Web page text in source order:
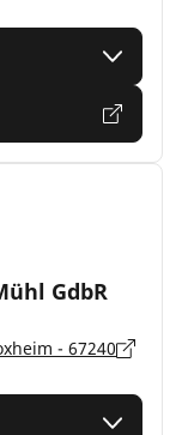
GdbR
- 67240